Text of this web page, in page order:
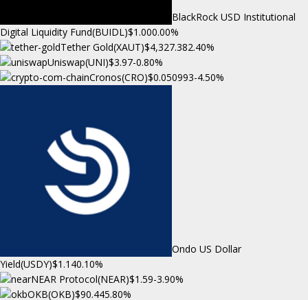
BlackRock USD Institutional
Digital Liquidity Fund(BUIDL)$1.000.00%
Tether Gold(XAUT)$4,327.382.40%
Uniswap(UNI)$3.97-0.80%
Cronos(CRO)$0.050993-4.50%
Ondo US Dollar
Yield(USDY)$1.140.10%
NEAR Protocol(NEAR)$1.59-3.90%
OKB(OKB)$90.445.80%